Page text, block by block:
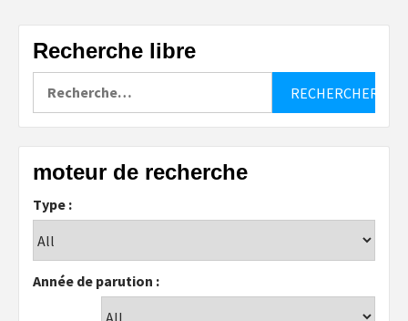
Recherche libre
moteur de recherche
Type :
Année de parution :